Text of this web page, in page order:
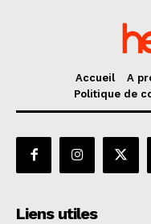
Accueil A
Politique de
Liens utiles